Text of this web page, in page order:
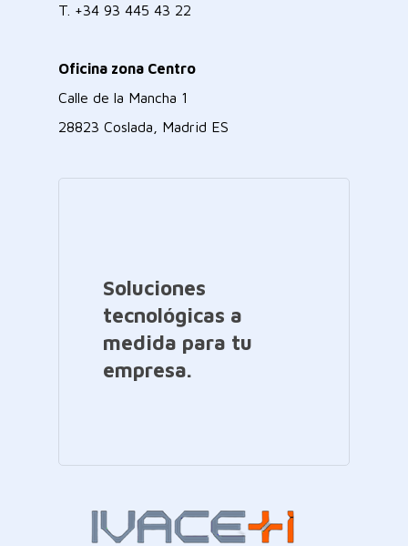
T. +34 93 445 43 22
Oficina zona Centro
Calle de la Mancha 1
28823 Coslada, Madrid ES
Soluciones
tecnológicas a
medida para tu
empresa.